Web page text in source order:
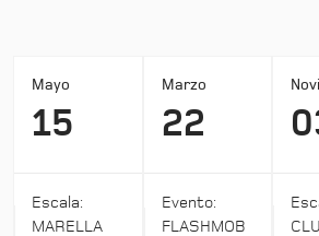
Mayo
15
Escala:
MARELLA
Marzo
22
Evento:
FLASHMOB